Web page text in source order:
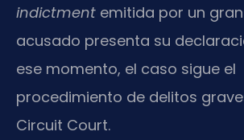
indictment emitida por un
acusado presenta su
ese momento, el caso sigue el
procedimiento de delitos
Circuit Court.